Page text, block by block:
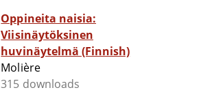
Oppineita naisia:
Viisinäytöksinen
huvinäytelmä (Finnish)
Molière
315 downloads